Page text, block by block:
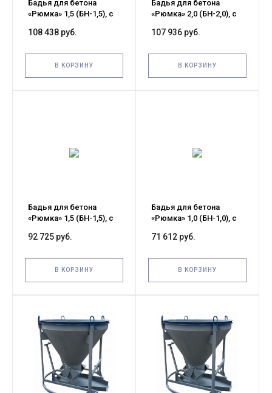
Бадья для бетона
«Рюмка» 1,5 (БН-1,5), с
усиленная с приводом
108 438 руб.
В КОРЗИНУ
Бадья для бетона
«Рюмка» 2,0 (БН-2,0), с
усиленная
107 936 руб.
В КОРЗИНУ
Бадья для бетона
«Рюмка» 1,5 (БН-1,5), с
усиленная
92 725 руб.
В КОРЗИНУ
Бадья для бетона
«Рюмка» 1,0 (БН-1,0), с
усиленная
71 612 руб.
В КОРЗИНУ